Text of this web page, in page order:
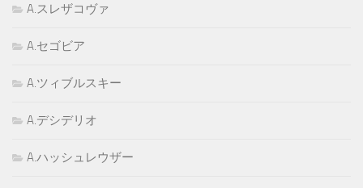
A.スレザコヴァ
A.セゴビア
A.ツィブルスキー
A.デシデリオ
A.ハッシュレウザー